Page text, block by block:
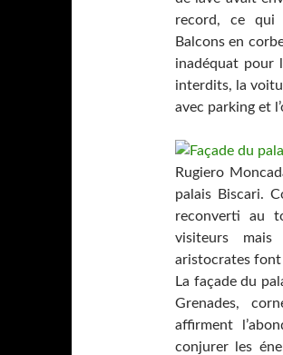
record, ce qui
Balcons en
inadéquat pour
interdits, la
avec parking et
Rugiero
palais Biscari.
reconverti au
visiteurs mais
aristocrates font
La façade du
Grenades,
affirment
conjurer les